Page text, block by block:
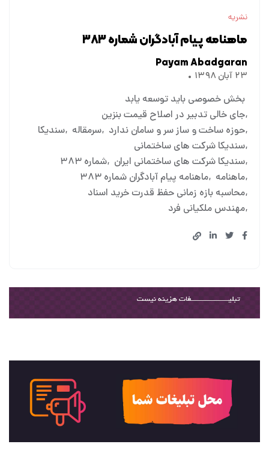
نشریه
ماهنامه پیام آبادگران شماره ۳۸۳
Payam Abadgaran
۲۳ آبان ۱۳۹۸
بخش خصوصی باید توسعه یابد
جای خالی تدبیر در اصلاح قیمت بنزین
حوزه ساخت و ساز سر و سامان ندارد سرمقاله سندیکا
سندیکا شرکت های ساختمانی
سندیکا شرکت های ساختمانی ایران شماره ۳۸۳
ماهنامه ماهنامه پیام آبادگران شماره ۳۸۳
محاسبه بازه زمانی حفظ قدرت خرید اسناد
مهندس ملکیانی فرد